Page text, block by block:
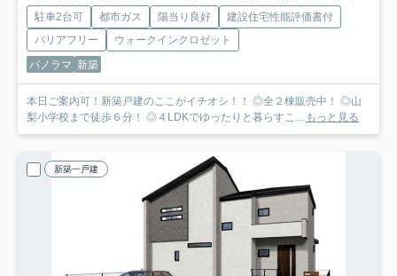
駐車2台可 都市ガス 陽当り良好
建設住宅性能評価書付
バリアフリー
ウォークインクロゼット
パノラマ 新築
本日ご案内可！新築戸建のここがイチオシ！！ ◎全２棟販売中！ ◎山
梨小学校まで徒歩６分！ ◎４LDKでゆったりと暮らすこ... もっと見る
新築一戸建